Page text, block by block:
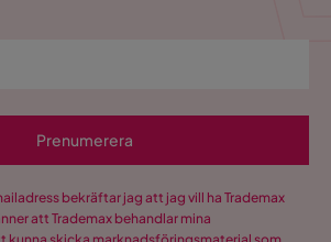
Prenumerera
bekräftar jag att jag vill ha Trademax
att Trademax behandlar mina